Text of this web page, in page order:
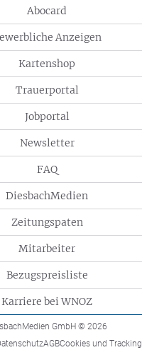
Abocard
Anzeigen
Kartenshop
Trauerportal
Jobportal
Newsletter
FAQ
DiesbachMedien
Zeitungspaten
Mitarbeiter
Bezugspreisliste
Karriere bei WNOZ
GmbH © 2026
AGBCookies und Tracking